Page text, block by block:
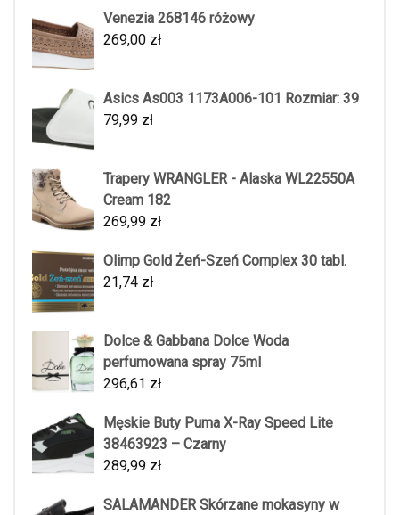
Venezia 268146 różowy
269,00 zł
Asics As003 1173A006-101 Rozmiar: 39
79,99 zł
Trapery WRANGLER - Alaska WL22550A
Cream 182
269,99 zł
Olimp Gold Żeń-Szeń Complex 30 tabl.
21,74 zł
Dolce & Gabbana Dolce Woda
perfumowana spray 75ml
296,61 zł
Męskie Buty Puma X-Ray Speed Lite
38463923 – Czarny
289,99 zł
SALAMANDER Skórzane mokasyny w